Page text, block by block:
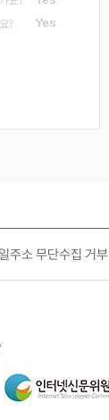
주소 무단수집 거부